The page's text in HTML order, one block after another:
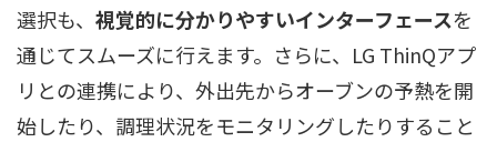
選択も、 視覚的に分かりやすいインターフェースを
通じてスムーズに行えます。さらに、LG ThinQアプ
リとの連携により、外出先からオーブンの予熱を開
始したり、調理状況をモニタリングしたりすること